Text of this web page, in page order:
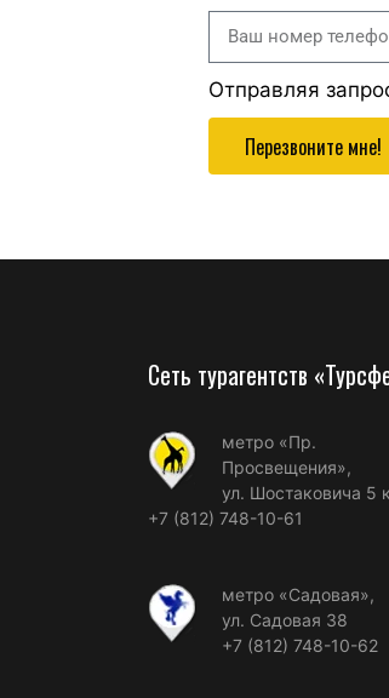
Отправляя
Перезвоните мне!
Сеть турагентств
метро «Пр.
Просвещения»,
ул. Шостаковича 5
+7 (812) 748-10-61
метро «Садовая»,
ул. Садовая 38
+7 (812) 748-10-62